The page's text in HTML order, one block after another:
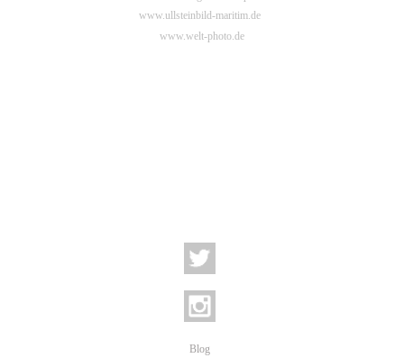
www.ullsteinbild-maritim.de
www.welt-photo.de
Blog